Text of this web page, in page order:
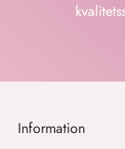
Information